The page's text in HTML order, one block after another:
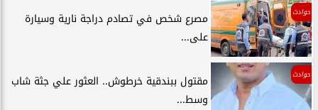
حوادث
مصرع شخص في تصادم دراجة نارية وسيارة
على...
حوادث
مقتول ببندقية خرطوش.. العثور علي جثة شاب
وسط...